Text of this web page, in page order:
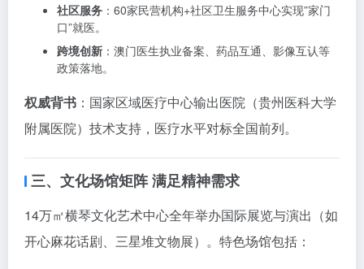
社区服务 ：60家民营机构+社区卫生服务中心实现”家门
口”就医。
跨境创新 ：澳门医生执业备案、药品互通、影像互认等
政策落地。
权威背书 ：国家区域医疗中心输出医院（贵州医科大学
附属医院）技术支持，医疗水平对标全国前列。
三、文化场馆矩阵 满足精神需求
14万㎡横琴文化艺术中心全年举办国际展览与演出（如
开心麻花话剧、三星堆文物展）。特色场馆包括：